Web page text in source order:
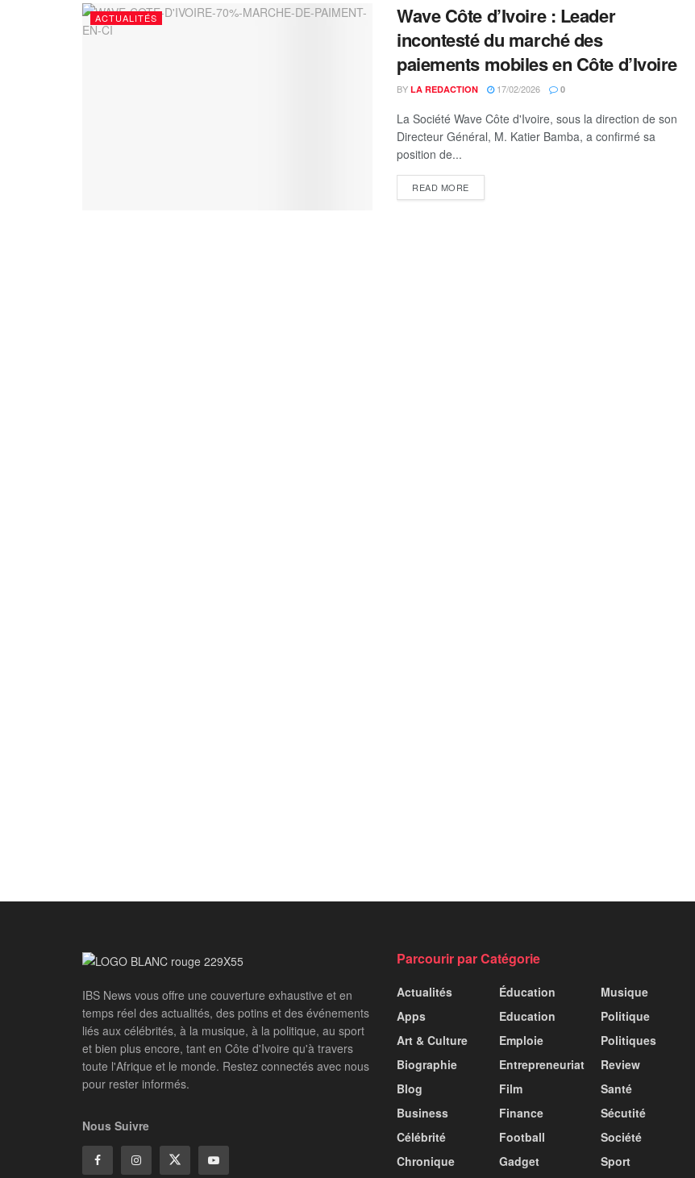
ACTUALITÉS
Wave Côte d’Ivoire : Leader
incontesté du marché des
paiements mobiles en Côte d’Ivoire
BY LA REDACTION 17/02/2026 0
La Société Wave Côte d'Ivoire, sous la direction de son
Directeur Général, M. Katier Bamba, a confirmé sa
position de...
READ MOREDETAILS
IBS News vous offre une couverture exhaustive et en
temps réel des actualités, des potins et des événements
liés aux célébrités, à la musique, à la politique, au sport
et bien plus encore, tant en Côte d'Ivoire qu'à travers
toute l'Afrique et le monde. Restez connectés avec nous
pour rester informés.
Nous Suivre
Parcourir par Catégorie
Actualités
Apps
Art & Culture
Biographie
Blog
Business
Célébrité
Chronique
Éducation
Education
Emploie
Entrepreneuriat
Film
Finance
Football
Gadget
Musique
Politique
Politiques
Review
Santé
Sécutité
Société
Sport